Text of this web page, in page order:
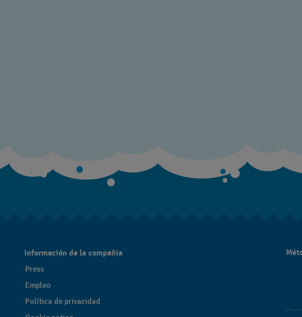
Información de la compañía
Press
Empleo
Política de privacidad